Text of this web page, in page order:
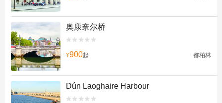
奥康奈尔桥


¥900起 都柏林
Dún Laoghaire Harbour

